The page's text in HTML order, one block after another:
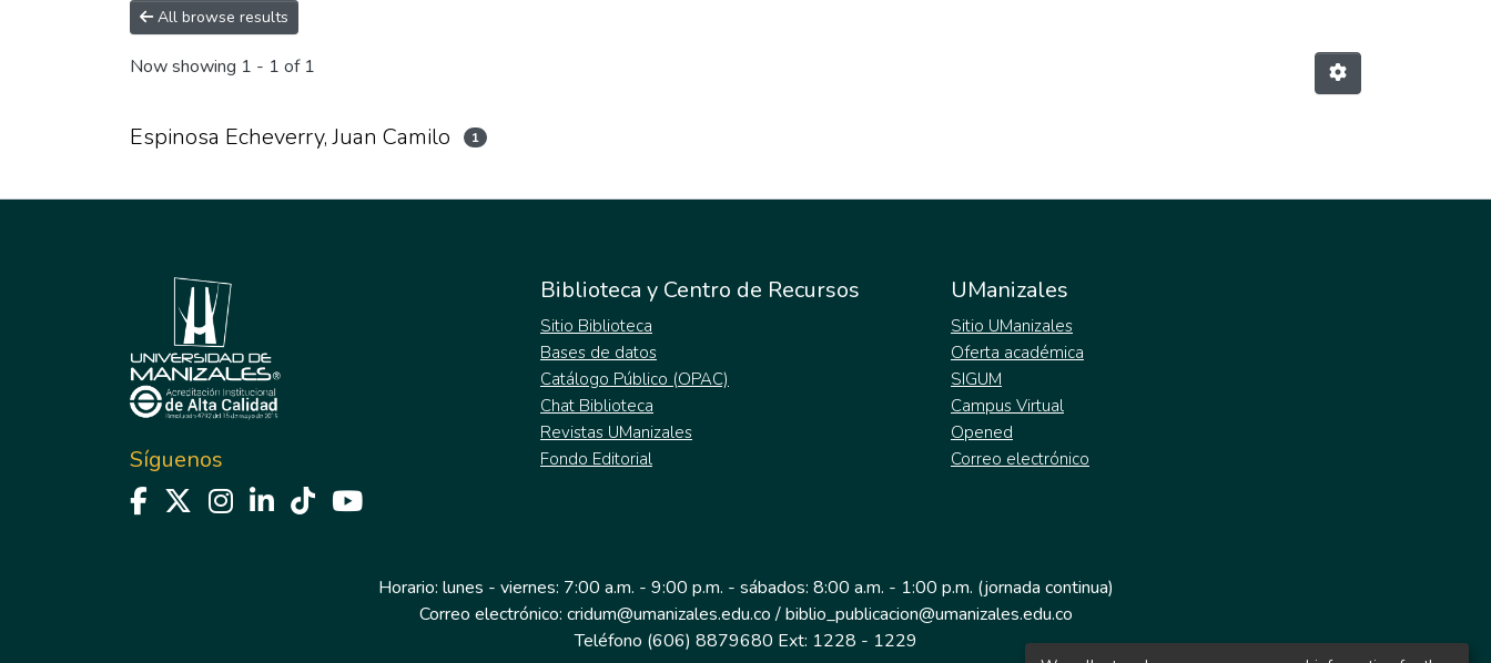
All browse results
Now showing 1 - 1 of 1
Espinosa Echeverry, Juan Camilo 1
Síguenos
Biblioteca y Centro de Recursos
Sitio Biblioteca
Bases de datos
Catálogo Público (OPAC)
Chat Biblioteca
Revistas UManizales
Fondo Editorial
UManizales
Sitio UManizales
Oferta académica
SIGUM
Campus Virtual
Opened
Correo electrónico
Horario: lunes - viernes: 7:00 a.m. - 9:00 p.m. - sábados: 8:00 a.m. - 1:00 p.m. (jornada continua)
Correo electrónico: cridum@umanizales.edu.co / biblio_publicacion@umanizales.edu.co
Teléfono (606) 8879680 Ext: 1228 - 1229